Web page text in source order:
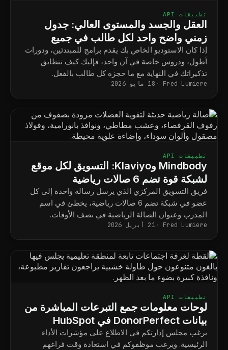
تطبيقات API
العقل والجسد والمستوى العالي: جدول
زمني واضح واحد لكل طالب في جميع
البرامج
إذا كان الاستوديو الخاص بك يقدم برامج للمبتدئين، ودورات
أطول، ودروس خاصة في آن واحد، فإليك كيف تتطابق
تذكيراتك في النهاية مع ما حجزه كل طالب بالفعل.
Fred Lumiere 18 مايو 2026
تطبيقات API
Mindbody وKlaviyo: التسويق لكل موقع
لشبكة قوة تضم 6 صالات رياضية
فريق التسويق المركزي الذي يرسل رسالة واحدة إلى كل
عضو في شبكة تضم 6 صالات رياضية، يخطئ في اسم
المدرب وعنوان الصالة الرياضية في نصف الأوقات.
Fred Lumiere 21 أبريل 2026
تطبيقات API
لوحات معلومات جمع التبرعات المباشرة من
بيانات DonorPerfect في HubSpot
يرغب مجلس إدارتكم في الاطلاع على مؤشرات الأداء
الرئيسية. ويرغب موظفوكم في استعادة وقت فراغهم